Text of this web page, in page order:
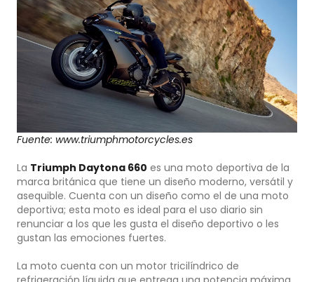
Fuente: www.triumphmotorcycles.es
La Triumph Daytona 660 es una moto deportiva de la
marca británica que tiene un diseño moderno, versátil y
asequible. Cuenta con un diseño como el de una moto
deportiva; esta moto es ideal para el uso diario sin
renunciar a los que les gusta el diseño deportivo o les
gustan las emociones fuertes.
La moto cuenta con un motor tricilíndrico de